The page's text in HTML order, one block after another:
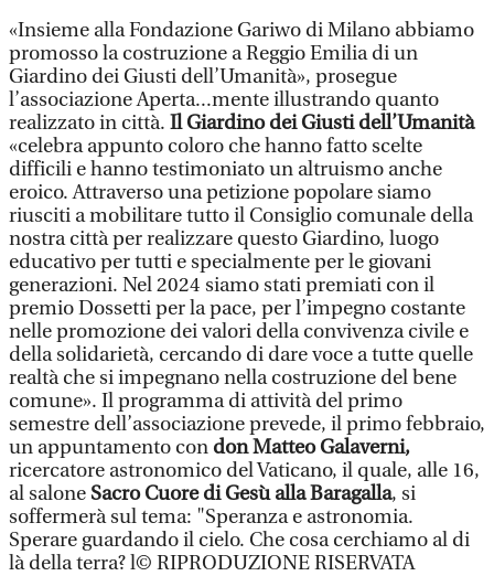
«Insieme alla Fondazione Gariwo di Milano abbiamo
promosso la costruzione a Reggio Emilia di un
Giardino dei Giusti dell’Umanità», prosegue
l’associazione Aperta...mente illustrando quanto
realizzato in città. Il Giardino dei Giusti dell’Umanità
«celebra appunto coloro che hanno fatto scelte
difficili e hanno testimoniato un altruismo anche
eroico. Attraverso una petizione popolare siamo
riusciti a mobilitare tutto il Consiglio comunale della
nostra città per realizzare questo Giardino, luogo
educativo per tutti e specialmente per le giovani
generazioni. Nel 2024 siamo stati premiati con il
premio Dossetti per la pace, per l’impegno costante
nelle promozione dei valori della convivenza civile e
della solidarietà, cercando di dare voce a tutte quelle
realtà che si impegnano nella costruzione del bene
comune». Il programma di attività del primo
semestre dell’associazione prevede, il primo febbraio,
un appuntamento con don Matteo Galaverni,
ricercatore astronomico del Vaticano, il quale, alle 16,
al salone Sacro Cuore di Gesù alla Baragalla, si
soffermerà sul tema: "Speranza e astronomia.
Sperare guardando il cielo. Che cosa cerchiamo al di
là della terra? l© RIPRODUZIONE RISERVATA